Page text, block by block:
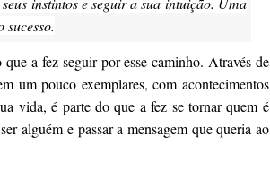
a fez seguir por esse caminho. Através de
um pouco exemplares, com acontecimentos
vida, é parte do que a fez se tornar quem é
alguém e passar a mensagem que queria ao